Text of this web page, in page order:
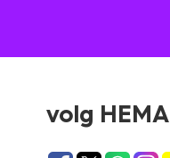
volg HEMA